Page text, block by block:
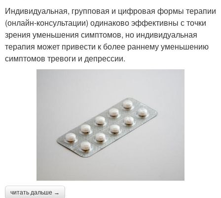
Индивидуальная, групповая и цифровая формы терапии
(онлайн-консультации) одинаково эффективны с точки
зрения уменьшения симптомов, но индивидуальная
терапия может привести к более раннему уменьшению
симптомов тревоги и депрессии.
читать дальше →